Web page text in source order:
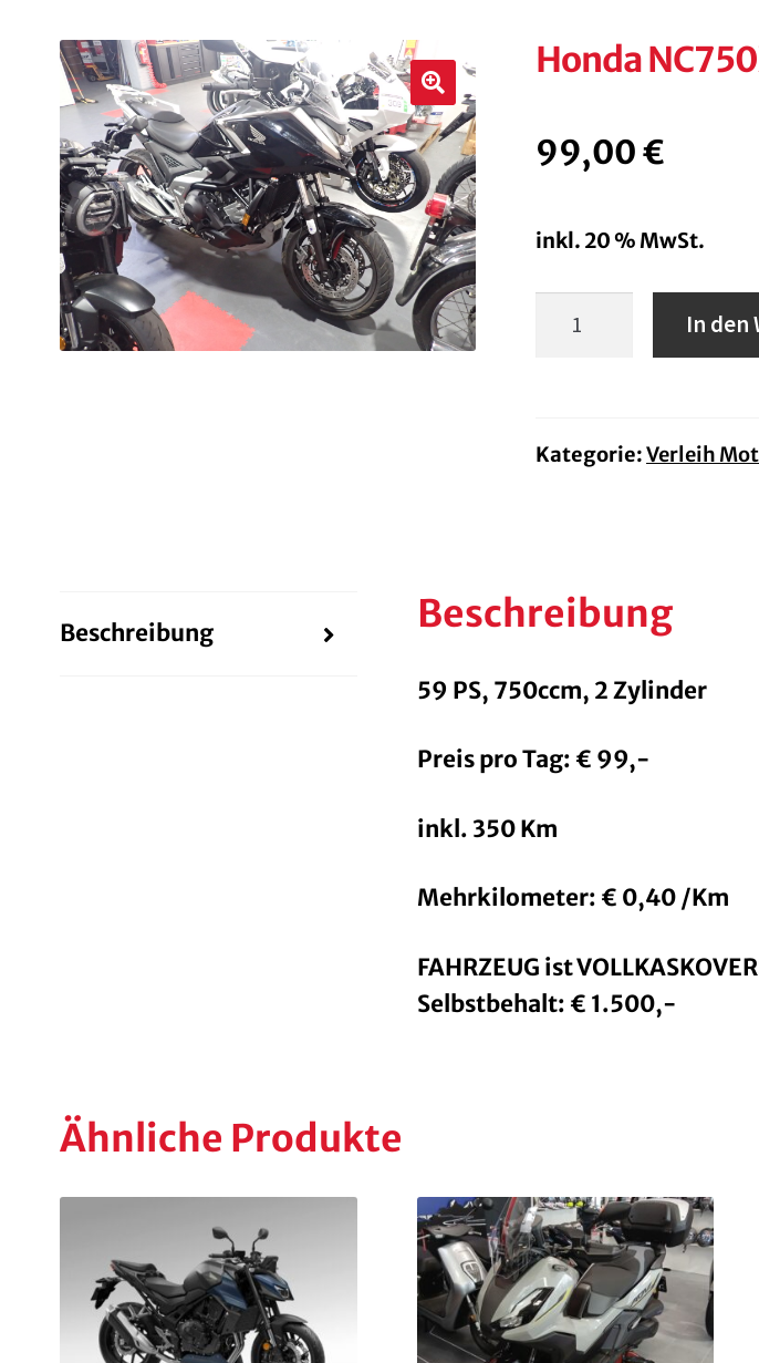
🔍
Honda
99,00€
inkl. 20 % MwSt.
In den
Kategorie:Verleih
Beschreibung Beschreibung
59 PS, 750ccm, 2 Zylinder
Preis pro Tag: € 99,-
inkl. 350 Km
Mehrkilometer: € 0,40 /Km
FAHRZEUG ist
Selbstbehalt: € 1.500,-
Ähnliche Produkte